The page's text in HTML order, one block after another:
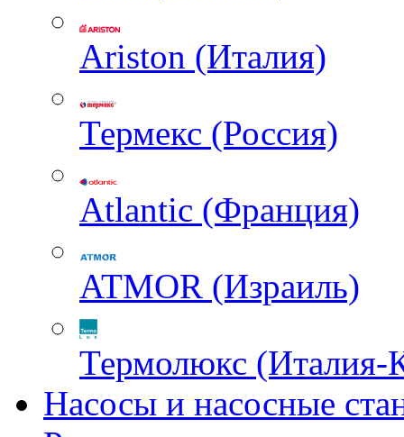
Ariston (Италия)
Термекс (Россия)
Atlantic (Франция)
ATMOR (Израиль)
Термолюкс (Италия-
Насосы и насосные